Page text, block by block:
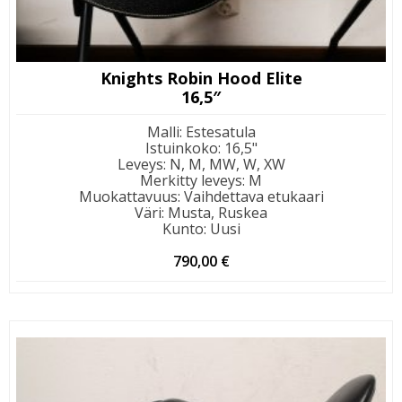
Knights Robin Hood Elite
16,5″
Malli: Estesatula
Istuinkoko: 16,5"
Leveys: N, M, MW, W, XW
Merkitty leveys: M
Muokattavuus: Vaihdettava etukaari
Väri: Musta, Ruskea
Kunto: Uusi
790,00 €